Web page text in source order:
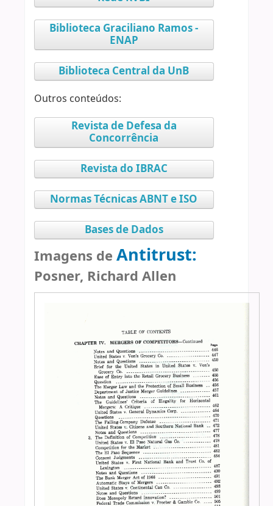
Biblioteca Graciliano Ramos -
ENAP
Biblioteca Central da UnB
Outros conteúdos:
Revista de Defesa da
Concorrência
Revista do IBRAC
Normas Técnicas ABNT e ISO
Bases de Dados
Imagens de Antitrust:
Posner, Richard Allen